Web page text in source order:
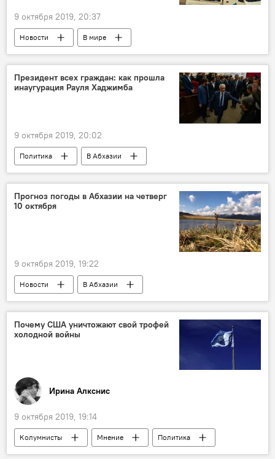
9 октября 2019, 20:37
Новости В мире
Президент всех граждан: как прошла
инаугурация Рауля Хаджимба
9 октября 2019, 20:02
Политика В Абхазии
Прогноз погоды в Абхазии на четверг
10 октября
9 октября 2019, 19:22
Новости В Абхазии
Почему США уничтожают свой трофей
холодной войны
Ирина Алкснис
9 октября 2019, 19:14
Колумнисты Мнение Политика